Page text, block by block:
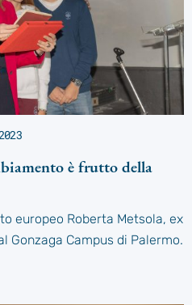
è frutto della
europeo Roberta Metsola, ex
Gonzaga Campus di Palermo.